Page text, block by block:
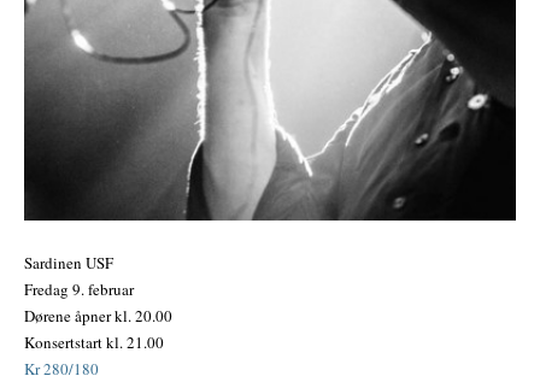
Sardinen USF
Fredag 9. februar
Dørene åpner kl. 20.00
Konsertstart kl. 21.00
Kr 280/180